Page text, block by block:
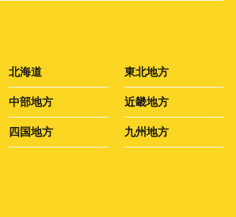
北海道 東北地方
中部地方 近畿地方
四国地方 九州地方